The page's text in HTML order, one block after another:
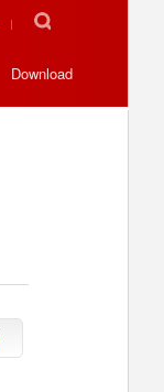
Download